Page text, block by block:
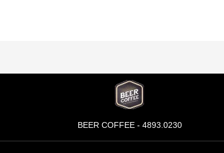
BEER COFFEE - 4893.0230